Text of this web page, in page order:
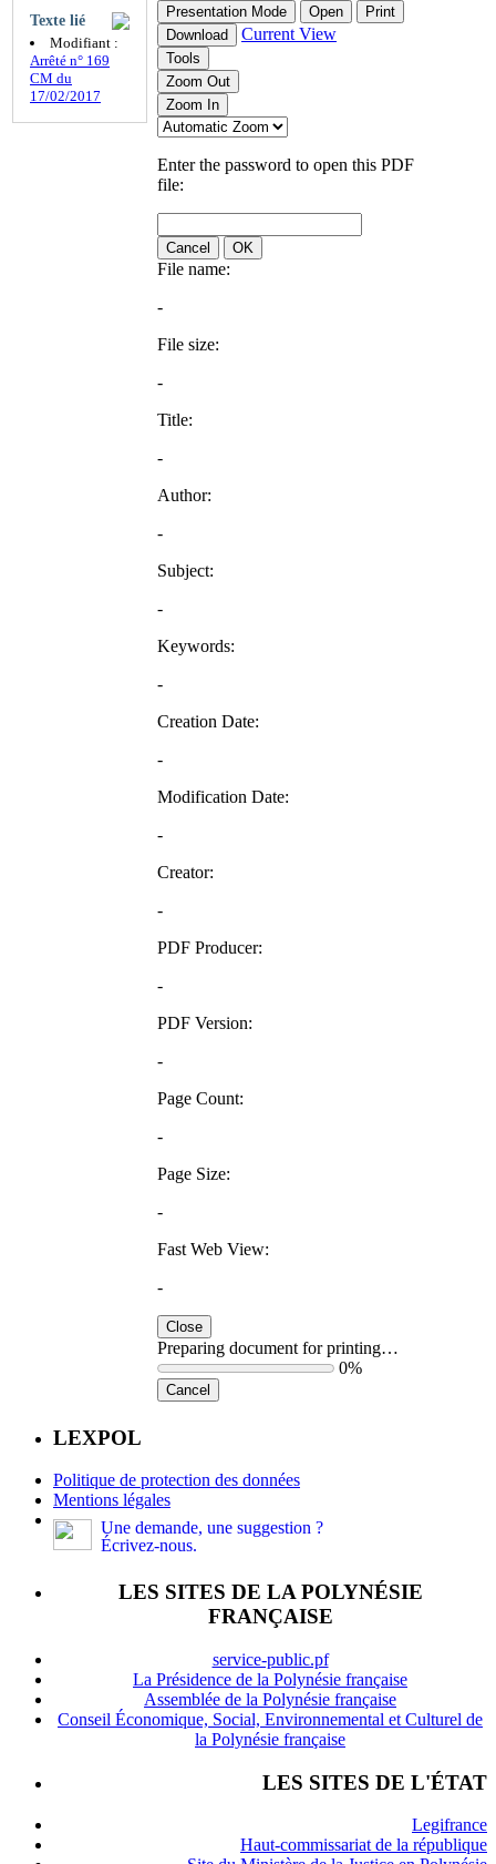
Texte lié
Modifiant :
Arrêté n° 169
CM du
17/02/2017
Presentation Mode Open
Print
Download
Current View
Tools
Zoom Out
Zoom In
Enter the password to open this PDF
file:
Cancel OK
File name:
-
File size:
-
Title:
-
Author:
-
Subject:
-
Keywords:
-
Creation Date:
-
Modification Date:
-
Creator:
-
PDF Producer:
-
PDF Version:
-
Page Count:
-
Page Size:
-
Fast Web View:
-
Close
Preparing document for printing…
0%
Cancel
LEXPOL
Politique de protection des données
Mentions légales
Une demande, une suggestion ?
Écrivez-nous.
LES SITES DE LA POLYNÉSIE
FRANÇAISE
service-public.pf
La Présidence de la Polynésie française
Assemblée de la Polynésie française
Conseil Économique, Social, Environnemental et Culturel de
la Polynésie française
LES SITES DE L'ÉTAT
Legifrance
Haut-commissariat de la république